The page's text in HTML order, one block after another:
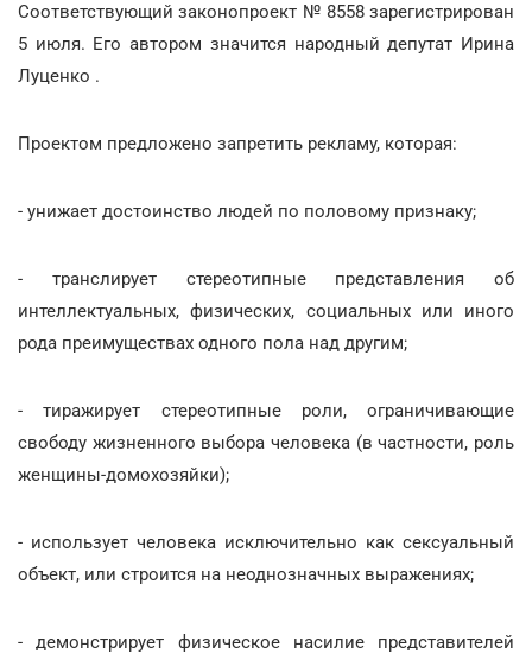
Соответствующий законопроект № 8558 зарегистрирован
5 июля. Его автором значится народный депутат Ирина
Луценко .
Проектом предложено запретить рекламу, которая:
- унижает достоинство людей по половому признаку;
- транслирует стереотипные представления об
интеллектуальных, физических, социальных или иного
рода преимуществах одного пола над другим;
- тиражирует стереотипные роли, ограничивающие
свободу жизненного выбора человека (в частности, роль
женщины-домохозяйки);
- использует человека исключительно как сексуальный
объект, или строится на неоднозначных выражениях;
- демонстрирует физическое насилие представителей